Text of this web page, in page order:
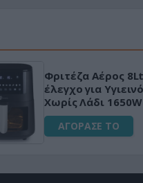
Φριτέζα Αέρος
έλεγχο για
Χωρίς Λάδι 1650W
ΑΓΟΡΑΣΕ ΤΟ